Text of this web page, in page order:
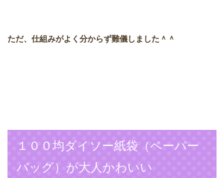
ただ、仕組みがよく分からず難儀しました＾＾
１００均ダイソー紙袋（ペーパー
バッグ）が大人かわいい